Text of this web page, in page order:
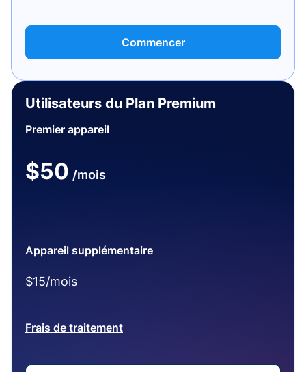
Commencer
Utilisateurs du Plan Premium
Premier appareil
$50 /mois
Appareil supplémentaire
$15/mois
Frais de traitement